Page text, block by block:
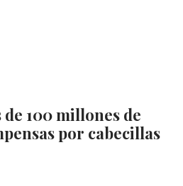
de 100 millones de
por cabecillas